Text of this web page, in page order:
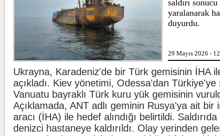
saldırı
yaralanarak
duyurdu.
29 Mayıs 2026 -
Ukrayna, Karadeniz'de bir Türk gemisinin İHA ile
açıkladı. Kiev yönetimi, Odessa'dan Türkiye'ye
Vanuatu bayraklı Türk kuru yük gemisinin
Açıklamada, ANT adlı geminin Rusya'ya ait bir
aracı (İHA) ile hedef alındığı belirtildi.
denizci hastaneye kaldırıldı. Olay yerinden
markaları ifşalamaya
Beşiktaş'ta şok sakatlık
ligaman yaralanması
Kılıçdaroğlu'ndan esnafa ziyaret
CHP Genel Başkanı
Kılıçdaroğlu, Ankara
ziyareti yaptı.
yöneticileri eşlik etti.